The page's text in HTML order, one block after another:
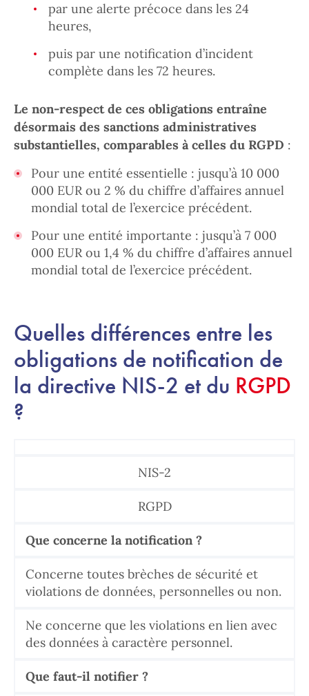
par une alerte précoce dans les 24
heures,
puis par une notification d’incident
complète dans les 72 heures.
Le non-respect de ces obligations entraîne
désormais des sanctions administratives
substantielles, comparables à celles du RGPD :
Pour une entité essentielle : jusqu’à 10 000
000 EUR ou 2 % du chiffre d’affaires annuel
mondial total de l’exercice précédent.
Pour une entité importante : jusqu’à 7 000
000 EUR ou 1,4 % du chiffre d’affaires annuel
mondial total de l’exercice précédent.
Quelles différences entre les
obligations de notification de
la directive NIS-2 et du RGPD
?
NIS-2
RGPD
Que concerne la notification ?
Concerne toutes brèches de sécurité et
violations de données, personnelles ou non.
Ne concerne que les violations en lien avec
des données à caractère personnel.
Que faut-il notifier ?